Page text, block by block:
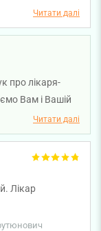
Читати далі
про лікаря-
Вам і Вашій
Читати далі
Лікар